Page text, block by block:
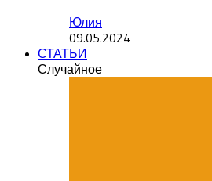
Юлия
09.05.2024
СТАТЬИ
Случайное